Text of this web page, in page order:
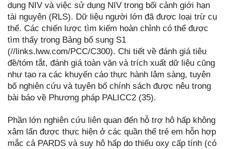
dụng NIV và việc sử dụng NIV trong bối cảnh giới hạn
tài nguyên (RLS). Dữ liệu người lớn đã được loại trừ cụ
thể. Các chiến lược tìm kiếm hoàn chỉnh có thể được
tìm thấy trong Bảng bổ sung S1
(//links.lww.com/PCC/C300). Chi tiết về đánh giá tiêu
đề/tóm tắt, đánh giá toàn văn và trích xuất dữ liệu cũng
như tạo ra các khuyến cáo thực hành lâm sàng, tuyên
bố nghiên cứu và tuyên bố chính sách được nêu trong
bài báo về Phương pháp PALICC2 (35).
Phần lớn nghiên cứu liên quan đến hỗ trợ hô hấp không
xâm lấn được thực hiện ở các quần thể trẻ em hỗn hợp
mắc cả PARDS và suy hô hấp do thiếu oxy cấp tính (có